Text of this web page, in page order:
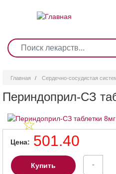
Главная Сердечно-сосудистая
Периндоприл-СЗ
Цена 501.40
Купить -